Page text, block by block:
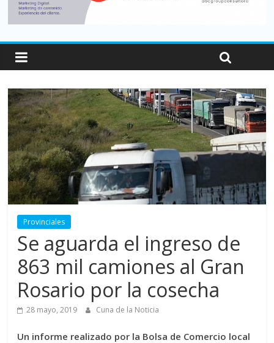
Provinciales
Se aguarda el ingreso de
863 mil camiones al Gran
Rosario por la cosecha
28 mayo, 2019 Cuna de la Noticia
Un informe realizado por la Bolsa de Comercio local